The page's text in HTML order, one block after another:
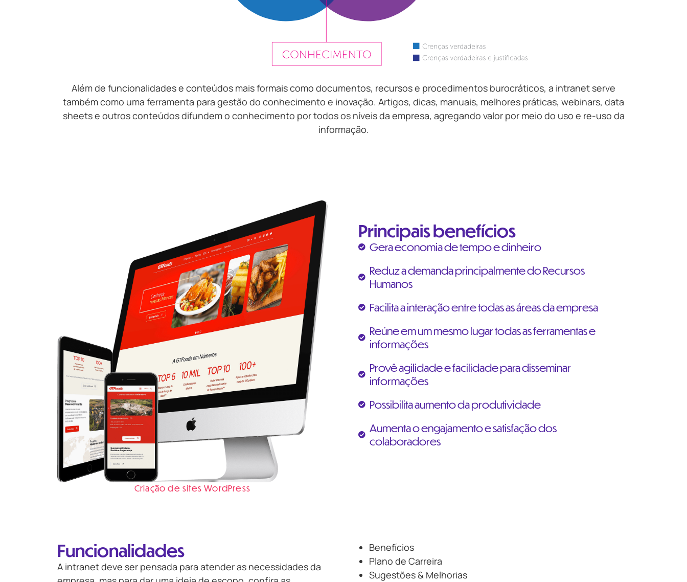
Além de funcionalidades e conteúdos mais formais como documentos, recursos e procedimentos burocráticos, a intranet serve
também como uma ferramenta para gestão do conhecimento e inovação. Artigos, dicas, manuais, melhores práticas, webinars, data
sheets e outros conteúdos difundem o conhecimento por todos os níveis da empresa, agregando valor por meio do uso e re-uso da
informação.
Criação de sites WordPress
Principais benefícios
Gera economia de tempo e dinheiro
Reduz a demanda principalmente do Recursos
Humanos
Facilita a interação entre todas as áreas da empresa
Reúne em um mesmo lugar todas as ferramentas e
informações
Provê agilidade e facilidade para disseminar
informações
Possibilita aumento da produtividade
Aumenta o engajamento e satisfação dos
colaboradores
Funcionalidades
A intranet deve ser pensada para atender as necessidades da
Benefícios
Plano de Carreira
Sugestões & Melhorias